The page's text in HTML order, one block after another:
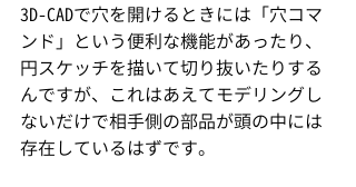
3D-CADで穴を開けるときには「穴コマ
ンド」という便利な機能があったり、
円スケッチを描いて切り抜いたりする
んですが、これはあえてモデリングし
ないだけで相手側の部品が頭の中には
存在しているはずです。